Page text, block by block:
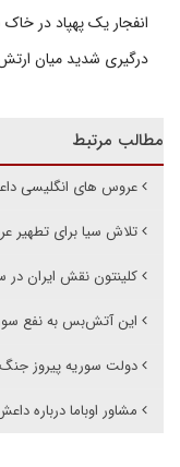
انفجار یک پهپاد در
درگیری شدید میان
مطالب مرتبط
عروس های انگلیسی
تلاش سیا برای تطهیر
کلینتون نقش ایران در
این آتش‌بس به نفع
دولت سوریه پیروز
مشاور اوباما درباره